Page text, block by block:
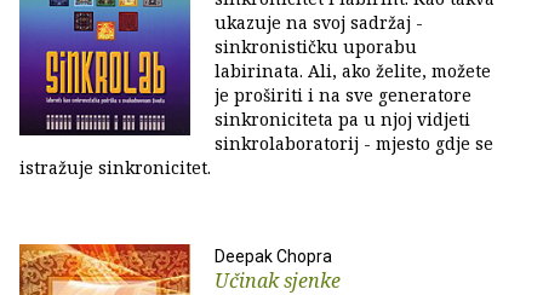
ukazuje na svoj sadržaj -
sinkronističku uporabu
labirinata. Ali, ako želite, možete
je proširiti i na sve generatore
sinkroniciteta pa u njoj vidjeti
sinkrolaboratorij - mjesto gdje se
istražuje sinkronicitet.
Deepak Chopra
Učinak sjenke